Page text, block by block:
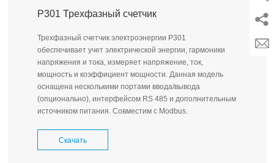
P301 Трехфазный счетчик
Трехфазный счетчик электроэнергии P301
обеспечивает учет электрической энергии, гармоники
напряжения и тока, измеряет напряжение, ток,
мощность и коэффициент мощности. Данная модель
оснащена несколькими портами ввода/вывода
(опционально), интерфейсом RS 485 и дополнительным
источником питания. Совместим с Modbus.
Скачать